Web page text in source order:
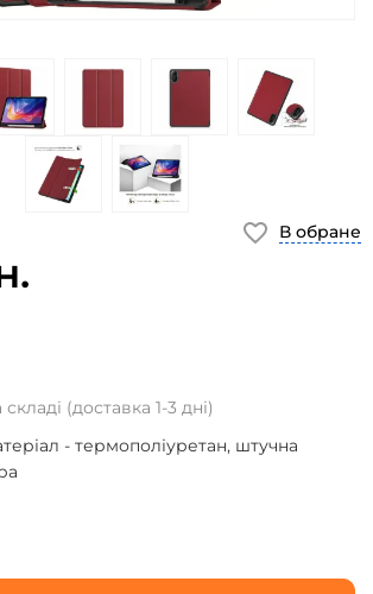
(доставка 1-3 дні)
- термополіуретан, штучна
В обране